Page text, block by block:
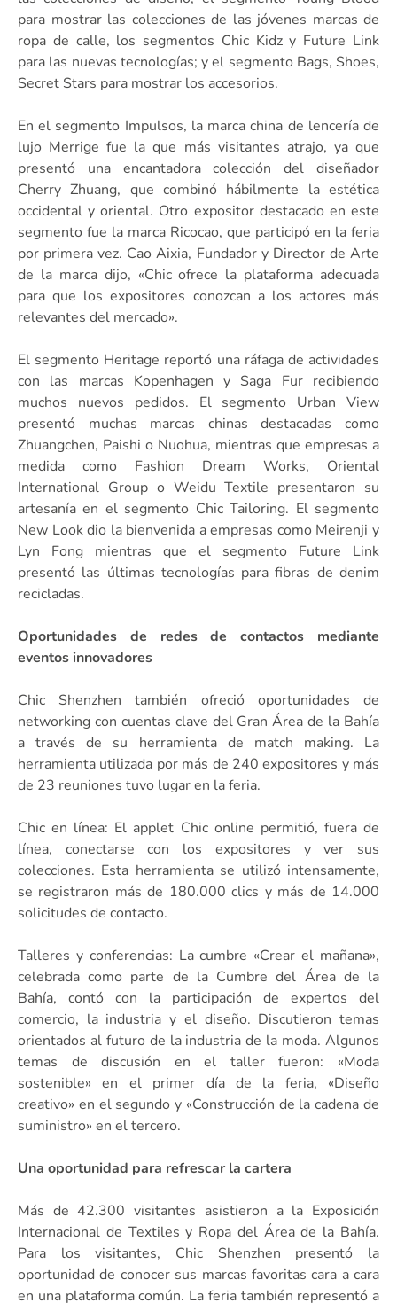
para mostrar las colecciones de las jóvenes marcas de
ropa de calle, los segmentos Chic Kidz y Future Link
para las nuevas tecnologías; y el segmento Bags, Shoes,
Secret Stars para mostrar los accesorios.
En el segmento Impulsos, la marca china de lencería de
lujo Merrige fue la que más visitantes atrajo, ya que
presentó una encantadora colección del diseñador
Cherry Zhuang, que combinó hábilmente la estética
occidental y oriental. Otro expositor destacado en este
segmento fue la marca Ricocao, que participó en la feria
por primera vez. Cao Aixia, Fundador y Director de Arte
de la marca dijo, «Chic ofrece la plataforma adecuada
para que los expositores conozcan a los actores más
relevantes del mercado».
El segmento Heritage reportó una ráfaga de actividades
con las marcas Kopenhagen y Saga Fur recibiendo
muchos nuevos pedidos. El segmento Urban View
presentó muchas marcas chinas destacadas como
Zhuangchen, Paishi o Nuohua, mientras que empresas a
medida como Fashion Dream Works, Oriental
International Group o Weidu Textile presentaron su
artesanía en el segmento Chic Tailoring. El segmento
New Look dio la bienvenida a empresas como Meirenji y
Lyn Fong mientras que el segmento Future Link
presentó las últimas tecnologías para fibras de denim
recicladas.
Oportunidades de redes de contactos mediante
eventos innovadores
Chic Shenzhen también ofreció oportunidades de
networking con cuentas clave del Gran Área de la Bahía
a través de su herramienta de match making. La
herramienta utilizada por más de 240 expositores y más
de 23 reuniones tuvo lugar en la feria.
Chic en línea: El applet Chic online permitió, fuera de
línea, conectarse con los expositores y ver sus
colecciones. Esta herramienta se utilizó intensamente,
se registraron más de 180.000 clics y más de 14.000
solicitudes de contacto.
Talleres y conferencias: La cumbre «Crear el mañana»,
celebrada como parte de la Cumbre del Área de la
Bahía, contó con la participación de expertos del
comercio, la industria y el diseño. Discutieron temas
orientados al futuro de la industria de la moda. Algunos
temas de discusión en el taller fueron: «Moda
sostenible» en el primer día de la feria, «Diseño
creativo» en el segundo y «Construcción de la cadena de
suministro» en el tercero.
Una oportunidad para refrescar la cartera
Más de 42.300 visitantes asistieron a la Exposición
Internacional de Textiles y Ropa del Área de la Bahía.
Para los visitantes, Chic Shenzhen presentó la
oportunidad de conocer sus marcas favoritas cara a cara
en una plataforma común. La feria también representó a